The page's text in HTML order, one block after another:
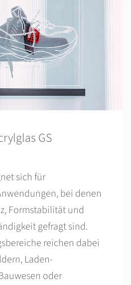
GS
sich für
bei denen
Form­stabilität und
gefragt sind.
reichen dabei
Laden­
oder